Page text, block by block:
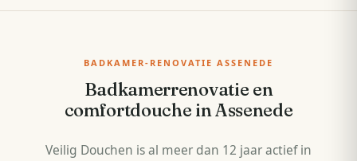
BADKAMER-RENOVATIE ASSENEDE
Badkamerrenovatie en
comfortdouche in Assenede
Veilig Douchen is al meer dan 12 jaar actief in